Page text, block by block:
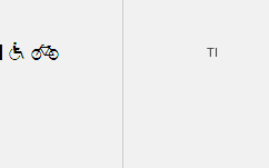
TI